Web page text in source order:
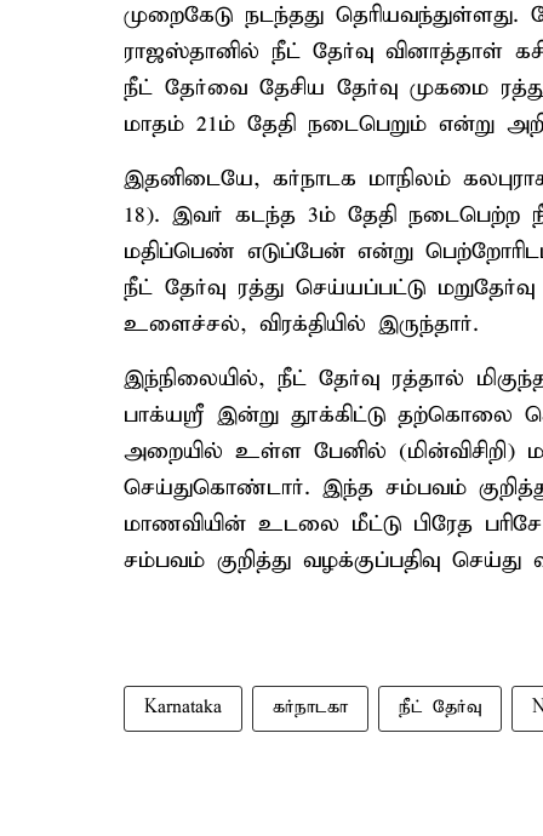
முறைகேடு நடந்தது தெரியவந்துள்ளது.
ராஜஸ்தானில் நீட் தேர்வு வினாத்தாள்
நீட் தேர்வை தேசிய தேர்வு முகமை
மாதம் 21ம் தேதி நடைபெறும் என்று
இதனிடையே, கர்நாடக மாநிலம்
18). இவர் கடந்த 3ம் தேதி நடைபெற்ற
மதிப்பெண் எடுப்பேன் என்று
நீட் தேர்வு ரத்து செய்யப்பட்டு
உளைச்சல், விரக்தியில் இருந்தார்.
இந்நிலையில், நீட் தேர்வு ரத்தால்
பாக்யஸ்ரீ இன்று தூக்கிட்டு
அறையில் உள்ள பேனில் (மின்விசிறி)
செய்துகொண்டார். இந்த சம்பவம்
மாணவியின் உடலை மீட்டு பிரேத
சம்பவம் குறித்து வழக்குப்பதிவு
Karnataka கர்நாடகா நீட் தேர்வு